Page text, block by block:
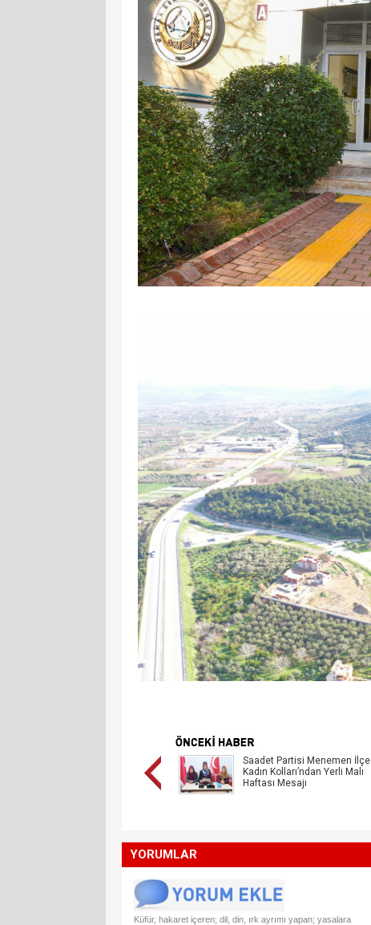
Saadet Partisi Menemen İlçe
Kadın Kolları’ndan Yerli Malı
Haftası Mesajı
YORUMLAR
Küfür, hakaret içeren; dil, din, ırk ayrımı yapan; yasalara